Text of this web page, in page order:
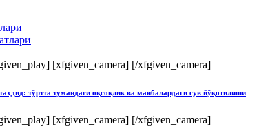
[xfgiven_camera] [/xfgiven_camera]
тўртта тумандаги оқсоқлик ва манбалардаги сув йўқотилиши
[xfgiven_camera] [/xfgiven_camera]